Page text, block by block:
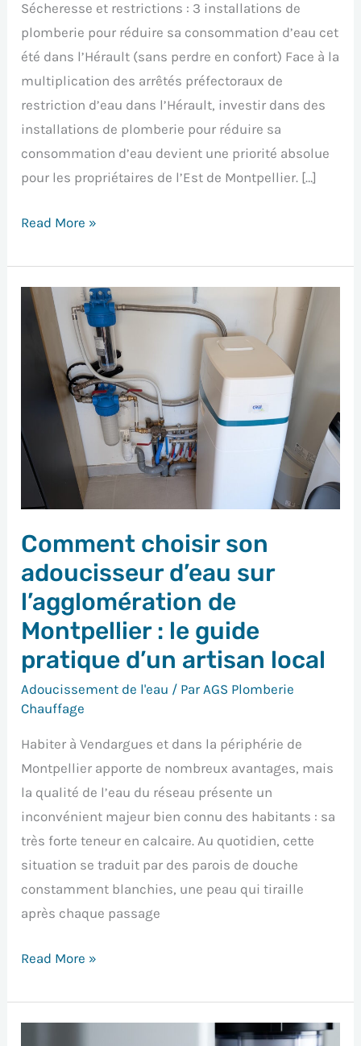
Sécheresse et restrictions : 3 installations de
plomberie pour réduire sa consommation d’eau cet
été dans l’Hérault (sans perdre en confort) Face à la
multiplication des arrêtés préfectoraux de
restriction d’eau dans l’Hérault, investir dans des
installations de plomberie pour réduire sa
consommation d’eau devient une priorité absolue
pour les propriétaires de l’Est de Montpellier. […]
(sans
perdre
en
confort)
Read More »
Comment choisir son
adoucisseur d’eau sur
l’agglomération de
Montpellier : le guide
pratique d’un artisan local
Adoucissement de l'eau / ParAGS Plomberie
Chauffage
Habiter à Vendargues et dans la périphérie de
Montpellier apporte de nombreux avantages, mais
la qualité de l’eau du réseau présente un
inconvénient majeur bien connu des habitants : sa
très forte teneur en calcaire. Au quotidien, cette
situation se traduit par des parois de douche
constamment blanchies, une peau qui tiraille
après chaque passage
Comment
choisir
son
adoucisseur
d’eau
l’agglomération
de
Montpellier
le
guide
pratique
d’un
artisan
local
Read More »